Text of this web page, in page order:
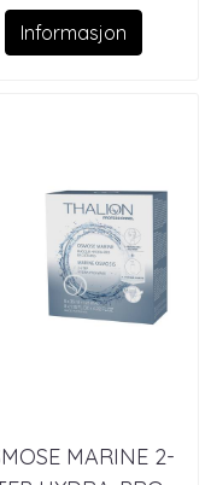
Informasjon
MARINE 2-